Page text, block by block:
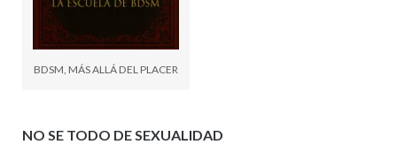
BDSM, MÁS ALLÁ DEL PLACER
NO SE TODO DE SEXUALIDAD